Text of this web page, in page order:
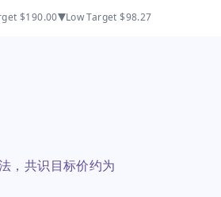
$190.00 Low Target$98.27
，共识目标价约为